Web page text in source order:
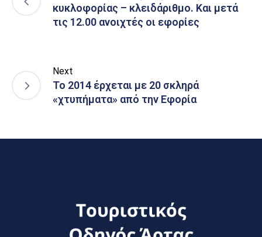
κυκλοφορίας – κλειδάριθμο. Και μετά
τις 12.00 ανοιχτές οι εφορίες
Next
Το 2014 έρχεται με 20 σκληρά
«χτυπήματα» από την Εφορία